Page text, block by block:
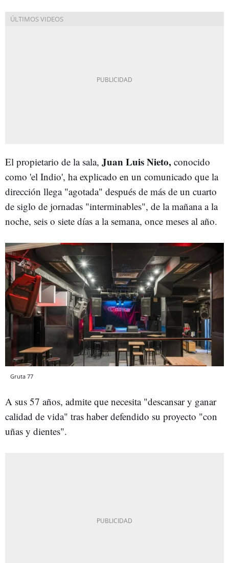
El propietario de la sala, Juan Luis Nieto, conocido
como 'el Indio', ha explicado en un comunicado que la
dirección llega "agotada" después de más de un cuarto
de siglo de jornadas "interminables", de la mañana a la
noche, seis o siete días a la semana, once meses al año.
Gruta 77
A sus 57 años, admite que necesita "descansar y ganar
calidad de vida" tras haber defendido su proyecto "con
uñas y dientes".